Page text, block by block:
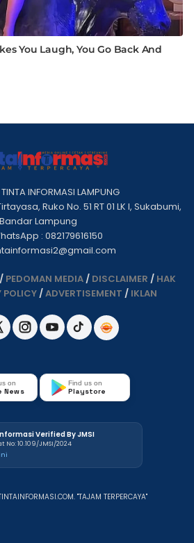
INFORMASI LAMPUNG
Ruko No. 51 RT 01 LK I, Sukabumi,
Bandar Lampung
: 082179616150
/ PEDOMAN MEDIA/ DISCLAIMER / HAK
POLICY/ADVERTISEMENT / IKLAN
on
News
Find us on
Playstore
Verified By JMSI
No: 10.109/JMSI/2024
"TAJAM TERPERCAYA"